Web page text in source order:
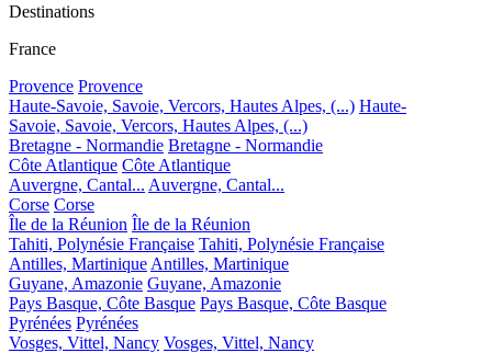
Destinations
France
Provence Provence
Haute-Savoie, Savoie, Vercors, Hautes Alpes, (...) Haute-
Savoie, Savoie, Vercors, Hautes Alpes, (...)
Bretagne - Normandie Bretagne - Normandie
Côte Atlantique Côte Atlantique
Auvergne, Cantal... Auvergne, Cantal...
Corse Corse
Île de la Réunion Île de la Réunion
Tahiti, Polynésie Française Tahiti, Polynésie Française
Antilles, Martinique Antilles, Martinique
Guyane, Amazonie Guyane, Amazonie
Pays Basque, Côte Basque Pays Basque, Côte Basque
Pyrénées Pyrénées
Vosges, Vittel, Nancy Vosges, Vittel, Nancy